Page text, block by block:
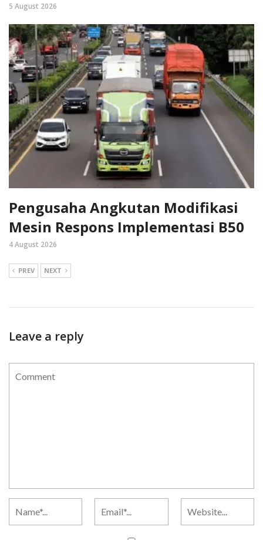
5 August 2026
Pengusaha Angkutan Modifikasi
Mesin Respons Implementasi B50
4 August 2026
PREV NEXT
Leave a reply